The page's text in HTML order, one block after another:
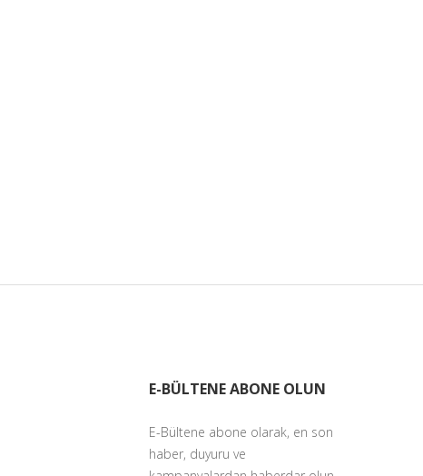
E-BÜLTENE ABONE OLUN
E-Bültene abone olarak, en son
haber, duyuru ve